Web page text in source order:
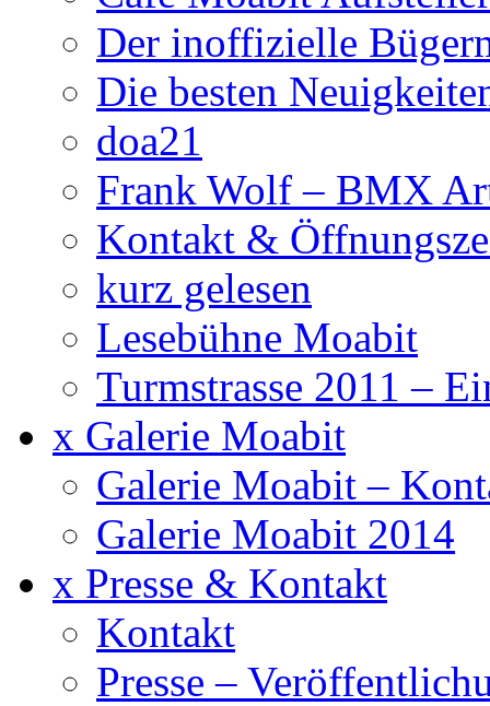
Der inoffizielle
Die besten
doa21
Frank Wolf – BMX
Kontakt &
kurz gelesen
Lesebühne Moabit
Turmstrasse 2011 –
x Galerie Moabit
Galerie Moabit –
Galerie Moabit 2014
x Presse & Kontakt
Kontakt
Presse –